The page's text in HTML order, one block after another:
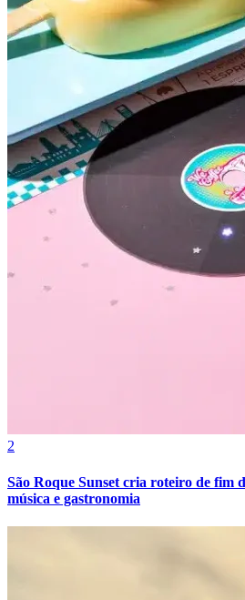
Botafogo
2
São Roque Sunset cria roteiro de fim
música e gastronomia